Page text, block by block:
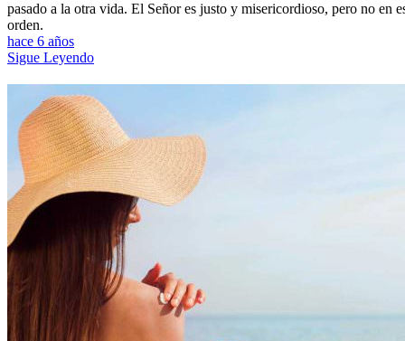
pasado a la otra vida. El Señor es justo y misericordioso, pero no en
orden.
hace 6 años
Sigue Leyendo